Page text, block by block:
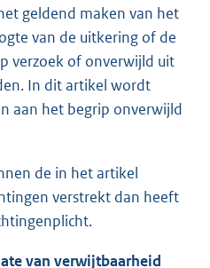
geldend maken van het
van de uitkering of de
verzoek of onverwijld uit
In dit artikel wordt
aan het begrip onverwijld
de in het artikel
verstrekt dan heeft
van verwijtbaarheid